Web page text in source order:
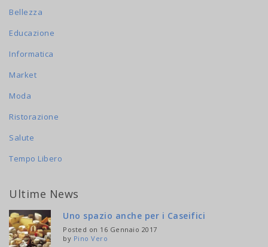
Bellezza
Educazione
Informatica
Market
Moda
Ristorazione
Salute
Tempo Libero
Ultime News
Uno spazio anche per i Caseifici
Posted on 16 Gennaio 2017
by Pino Vero